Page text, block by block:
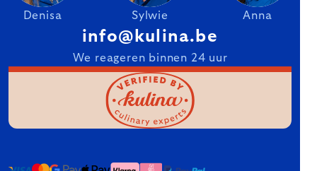
Denisa Sylwie Anna
info@kulina.be
We reageren binnen 24 uur